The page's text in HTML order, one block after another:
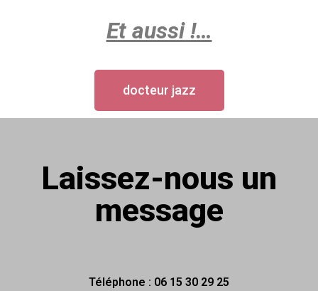
Et aussi !…
docteur jazz
Laissez-nous un
message
Téléphone : 06 15 30 29 25